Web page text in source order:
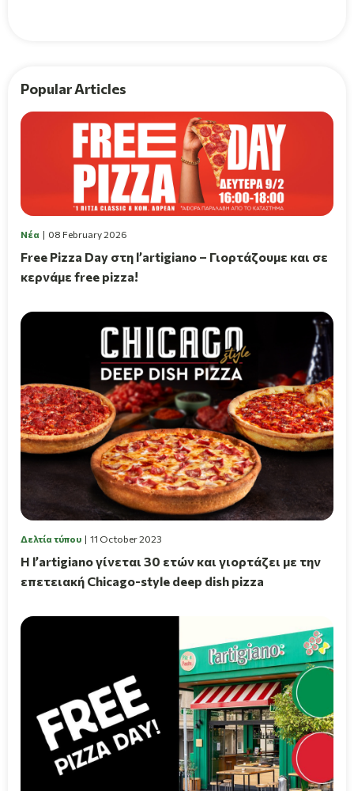
Popular Articles
Νέα 08 February 2026
Free Pizza Day στη l’artigiano – Γιορτάζουμε και σε
κερνάμε free pizza!
Δελτία τύπου 11 October 2023
Η l’artigiano γίνεται 30 ετών και γιορτάζει με την
επετειακή Chicago-style deep dish pizza